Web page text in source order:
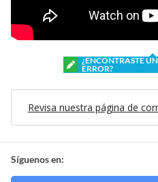
¿ENCONTRASTE UN
ERROR?
Revisa nuestra página de
Síguenos en: